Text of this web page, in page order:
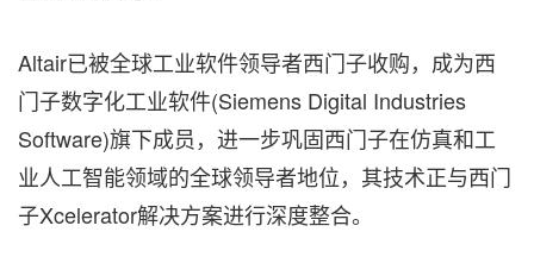
Altair已被全球工业软件领导者西门子收购，成为西
门子数字化工业软件(Siemens Digital Industries
Software)旗下成员，进一步巩固西门子在仿真和工
业人工智能领域的全球领导者地位，其技术正与西门
子Xcelerator解决方案进行深度整合。